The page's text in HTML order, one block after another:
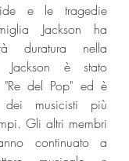
e le tragedie
Jackson ha
duratura nella
Jackson è stato
"Re del Pop" ed è
dei musicisti più
Gli altri membri
continuato a